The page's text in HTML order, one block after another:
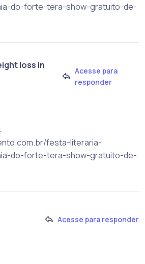
do-forte-tera-show-gratuito-de-
loss in
Acesse para
responder
festa-literaria-
do-forte-tera-show-gratuito-de-
Acesse para responder